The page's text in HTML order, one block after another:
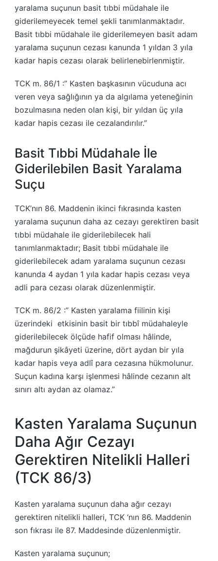
yaralama suçunun basit tıbbi müdahale ile
giderilemeyecek temel şekli tanımlanmaktadır.
Basit tıbbi müdahale ile giderilemeyen basit adam
yaralama suçunun cezası kanunda 1 yıldan 3 yıla
kadar hapis cezası olarak belirlenebirlenmiştir.
TCK m. 86/1 :” Kasten başkasının vücuduna acı
veren veya sağlığının ya da algılama yeteneğinin
bozulmasına neden olan kişi, bir yıldan üç yıla
kadar hapis cezası ile cezalandırılır.”
Basit Tıbbi Müdahale İle
Giderilebilen Basit Yaralama
Suçu
TCK’nın 86. Maddenin ikinci fıkrasında kasten
yaralama suçunun daha az cezayı gerektiren basit
tıbbi müdahale ile giderilebilecek hali
tanımlanmaktadır; Basit tıbbi müdahale ile
giderilebilecek adam yaralama suçunun cezası
kanunda 4 aydan 1 yıla kadar hapis cezası veya
adli para cezası olarak düzenlenmiştir.
TCK m. 86/2 :” Kasten yaralama fiilinin kişi
üzerindeki etkisinin basit bir tıbbî müdahaleyle
giderilebilecek ölçüde hafif olması hâlinde,
mağdurun şikâyeti üzerine, dört aydan bir yıla
kadar hapis veya adlî para cezasına hükmolunur.
Suçun kadına karşı işlenmesi hâlinde cezanın alt
sınırı altı aydan az olamaz.”
Kasten Yaralama Suçunun
Daha Ağır Cezayı
Gerektiren Nitelikli Halleri
(TCK 86/3)
Kasten yaralama suçunun daha ağır cezayı
gerektiren nitelikli halleri, TCK ‘nın 86. Maddenin
son fıkrası ile 87. Maddesinde düzenlenmiştir.
Kasten yaralama suçunun;